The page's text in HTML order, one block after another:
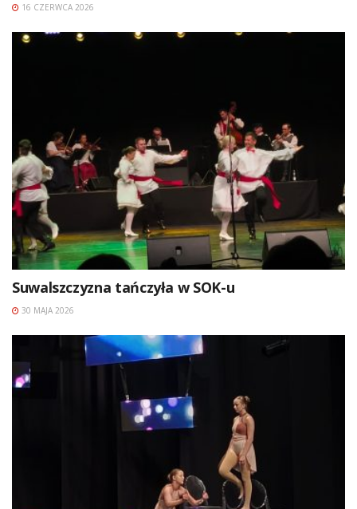
16 CZERWCA 2026
Suwalszczyzna tańczyła w SOK-u
30 MAJA 2026